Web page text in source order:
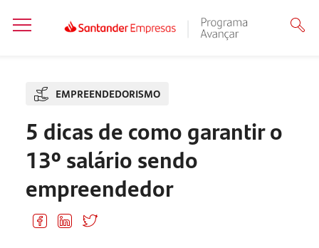
EMPREENDEDORISMO
5 dicas de como garantir o
13º salário sendo
empreendedor